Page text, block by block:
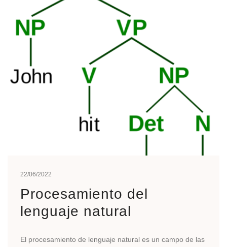
22/06/2022
Procesamiento del
lenguaje natural
El procesamiento de lenguaje natural es un campo de las